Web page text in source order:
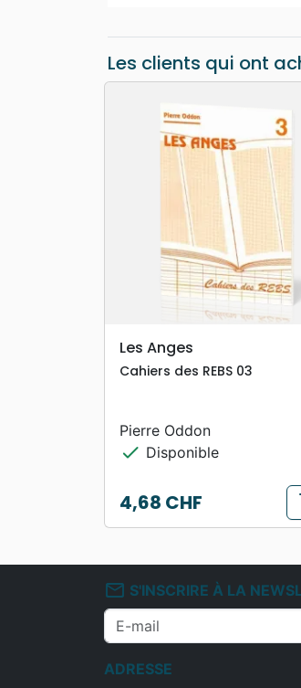
Les clients qui ont
Les Anges
Cahiers des REBS 03
Pierre Oddon
check Disponible
Prix
4,68 CHF
mail_outline S'INSCRIRE À LA
ADRESSE